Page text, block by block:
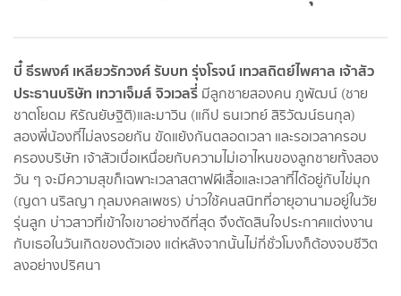
บี๋ ธีรพงศ์ เหลียวรักวงศ์ รับบท รุ่งโรจน์ เทวสถิตย์ไพศาล เจ้าสัว
ประธานบริษัท เทวาเจ็มส์ จิวเวลรี่ มีลูกชายสองคน ภูพัฒน์ (ชาย
ชาตโยดม หิรัณยัษฐิติ)และมาวิน (แก๊ป ธนเวทย์ สิริวัฒน์ธนกุล)
สองพี่น้องที่ไม่ลงรอยกัน ขัดแย้งกันตลอดเวลา และรอเวลาครอบ
ครองบริษัท เจ้าสัวเบื่อเหนื่อยกับความไม่เอาไหนของลูกชายทั้งสอง
วัน ๆ จะมีความสุขก็เฉพาะเวลาสตาฟผีเสื้อและเวลาที่ได้อยู่กับไข่มุก
(ญดา นริลญา กุลมงคลเพชร) บ่าวใช้คนสนิทที่อายุอานามอยู่ในวัย
รุ่นลูก บ่าวสาวที่เข้าใจเขาอย่างดีที่สุด จึงตัดสินใจประกาศแต่งงาน
กับเธอในวันเกิดของตัวเอง แต่หลังจากนั้นไม่กี่ชั่วโมงก็ต้องจบชีวิต
ลงอย่างปริศนา